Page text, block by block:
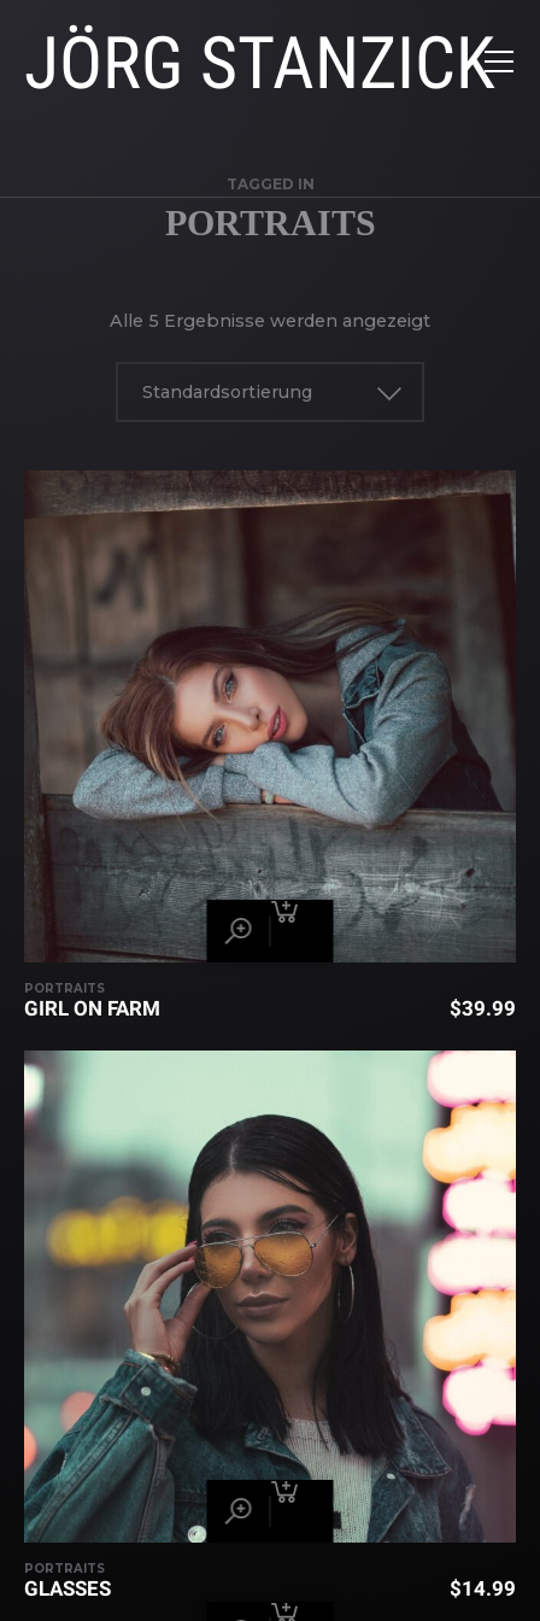
JÖRG STANZICK
TAGGED IN
PORTRAITS
Alle 5 Ergebnisse werden angezeigt
Standardsortierung
PORTRAITS
GIRL ON FARM $39.99
PORTRAITS
GLASSES $14.99